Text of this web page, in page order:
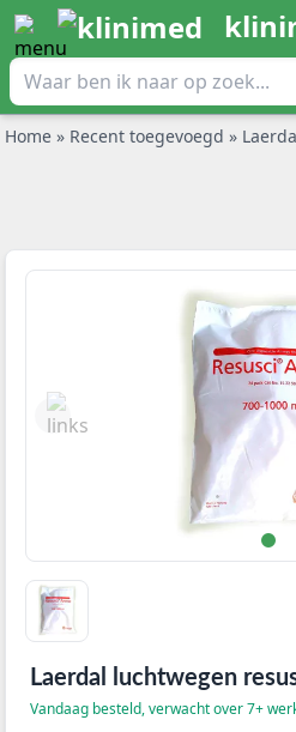
Home » Recent toegevoegd » Laerdal luchtwegen resusci anne per 24st.
Laerdal luchtwegen
Vandaag besteld, verwacht over 7+